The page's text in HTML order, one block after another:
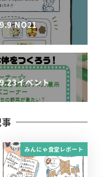
NO21
イベント
みんにゃ食堂レポート